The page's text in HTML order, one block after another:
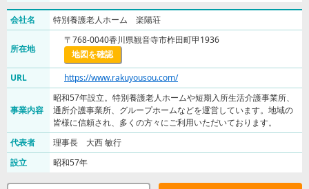
会社名 特別養護老人ホーム 楽陽荘
所在地
〒768-0040香川県観音寺市柞田町甲1936
地図を確認
URL
https://www.rakuyousou.com/
事業内容
昭和57年設立。特別養護老人ホームや短期入所生活介護事業所、
通所介護事業所、グループホームなどを運営しています。地域の
皆様に信頼され、多くの方々にご利用いただいております。
代表者
理事長 大西 敏行
設立
昭和57年